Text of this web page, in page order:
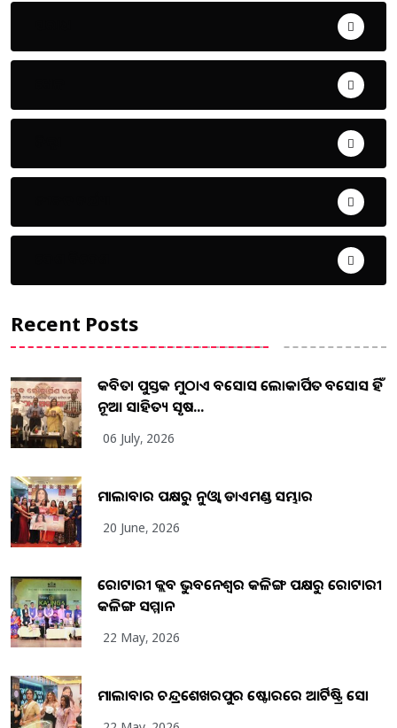
Recent Posts
କବିତା ପୁସ୍ତକ ମୁଠାଏ ଅବସୋସ ଲୋକାର୍ପିତ ଅବସୋସ ହିଁ
ନୂଆ ସାହିତ୍ୟ ସୃଷ...
06 July, 2026
ମାଲାବାର ପକ୍ଷରୁ ନୁଓ୍ବା ଡାଏମଣ୍ଡ ସମ୍ଭାର
20 June, 2026
ରୋଟାରୀ କ୍ଲବ ଭୁବନେଶ୍ୱର କଳିଙ୍ଗ ପକ୍ଷରୁ ରୋଟାରୀ
କଳିଙ୍ଗ ସମ୍ମାନ
22 May, 2026
ମାଲାବାର ଚନ୍ଦ୍ରଶେଖରପୁର ଷ୍ଟୋରରେ ଆର୍ଟିଷ୍ଟ୍ରି ସୋ